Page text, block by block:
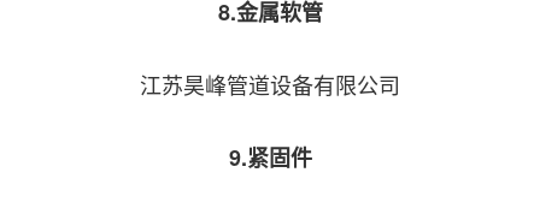
8.金属软管
江苏昊峰管道设备有限公司
9.紧固件